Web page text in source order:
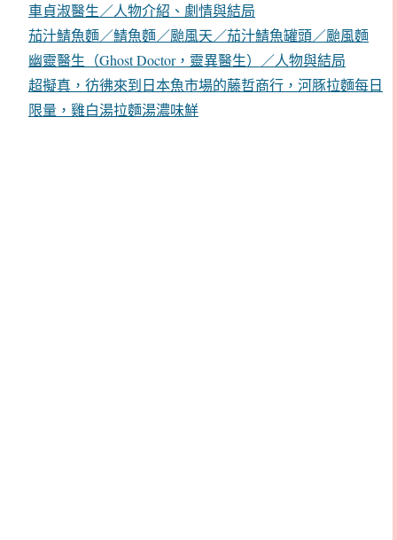
車貞淑醫生／人物介紹、劇情與結局
茄汁鯖魚麵／鯖魚麵／颱風天／茄汁鯖魚罐頭／颱風麵
幽靈醫生（Ghost Doctor，靈異醫生）／人物與結局
超擬真，彷彿來到日本魚市場的藤哲商行，河豚拉麵每日
限量，雞白湯拉麵湯濃味鮮